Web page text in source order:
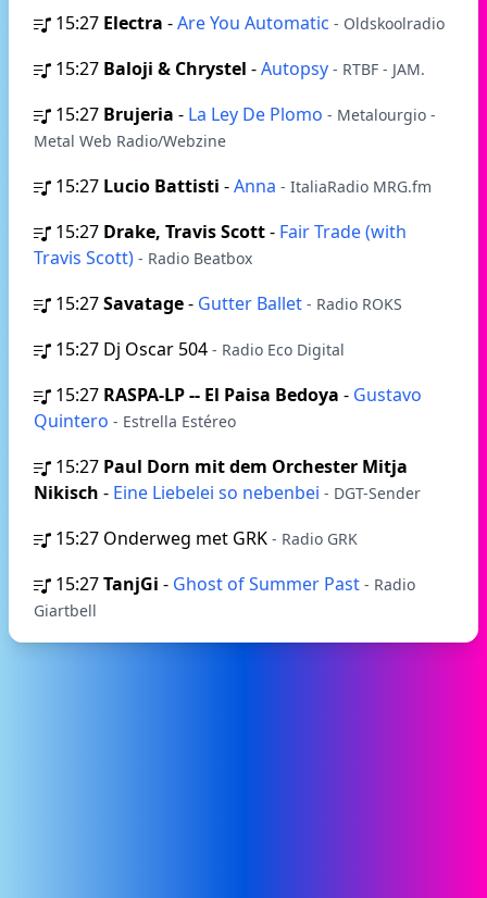
15:27 Electra -Are You Automatic - Oldskoolradio
15:27 Baloji & Chrystel -Autopsy - RTBF - JAM.
15:27 Brujeria - La Ley De Plomo - Metalourgio -
Metal Web Radio/Webzine
15:27 Lucio Battisti -Anna - ItaliaRadio MRG.fm
15:27 Drake, Travis Scott- Fair Trade (with
Travis Scott) - Radio Beatbox
15:27Savatage- Gutter Ballet - Radio ROKS
15:27 Dj Oscar 504 - Radio Eco Digital
15:27 RASPA-LP -- El Paisa Bedoya - Gustavo
Quintero - Estrella Estéreo
15:27 Paul Dorn mit dem Orchester Mitja
Nikisch - Eine Liebelei so nebenbei - DGT-Sender
15:27 Onderweg met GRK - Radio GRK
15:27TanjGi - Ghost of Summer Past - Radio
Giartbell